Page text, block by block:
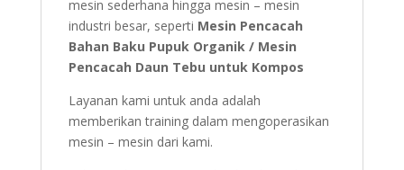
mesin sederhana hingga mesin – mesin
industri besar, seperti Mesin Pencacah
Bahan Baku Pupuk Organik / Mesin
Pencacah Daun Tebu untuk Kompos
Layanan kami untuk anda adalah
memberikan training dalam mengoperasikan
mesin – mesin dari kami.